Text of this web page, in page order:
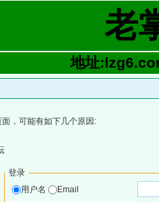
老
地址
，可能有如下几个原因:
登录
用户名
Email